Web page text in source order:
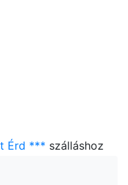
Érd *** szálláshoz